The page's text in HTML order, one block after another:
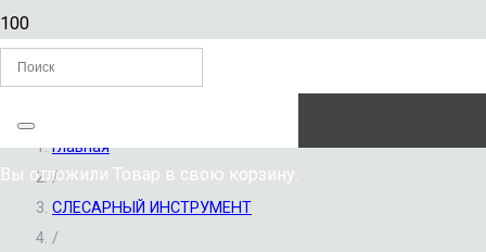
ЗАКАЗАТЬ ЗВОНОК
Вы отложили Товар в свою корзину.
Главная
/
СЛЕСАРНЫЙ ИНСТРУМЕНТ
/